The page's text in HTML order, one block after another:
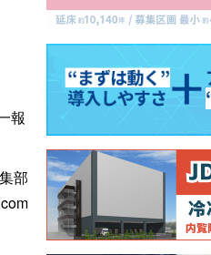
報
部